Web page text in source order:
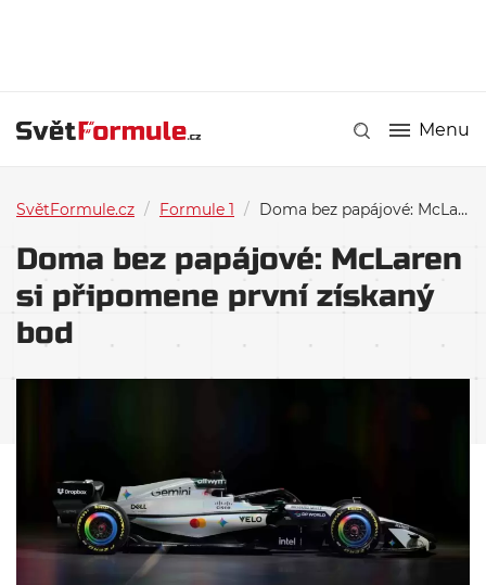
Menu
SvětFormule.cz / Formule 1 / Doma bez papájové: McLaren si připomene první získaný bod
Doma bez papájové: McLaren
si připomene první získaný
bod